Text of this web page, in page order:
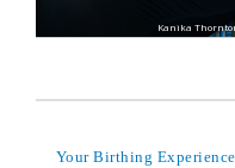
Kanika
Your Birthing Experience